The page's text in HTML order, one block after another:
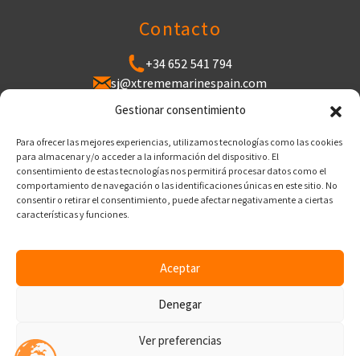
Gestionar consentimiento
Para ofrecer las mejores experiencias, utilizamos tecnologías como las cookies
para almacenar y/o acceder a la información del dispositivo. El
consentimiento de estas tecnologías nos permitirá procesar datos como el
comportamiento de navegación o las identificaciones únicas en este sitio. No
consentir o retirar el consentimiento, puede afectar negativamente a ciertas
características y funciones.
Aceptar
Denegar
Ver preferencias
Contacto
+34 652 541 794
sj@xtrememarinespain.com
Puerto de Cabopino, Varadero de Cabopino,
© 2026 Copyright 2026 | Diseñado y Desarrollado
Aviso Legal
Política de Privacidad
Política de cookies
Política de Reembolso